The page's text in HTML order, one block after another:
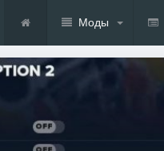
Моды